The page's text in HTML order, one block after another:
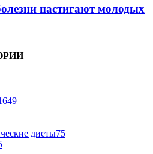
настигают молодых
диеты75